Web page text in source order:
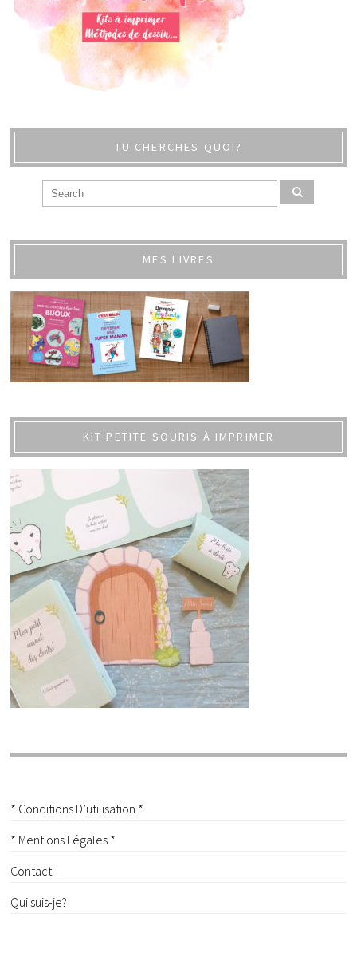
TU CHERCHES QUOI?
MES LIVRES
KIT PETITE SOURIS À IMPRIMER
* Conditions D’utilisation *
* Mentions Légales *
Contact
Qui suis-je?